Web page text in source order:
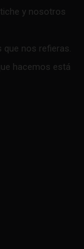
y nosotros
que nos refieras.
hacemos está